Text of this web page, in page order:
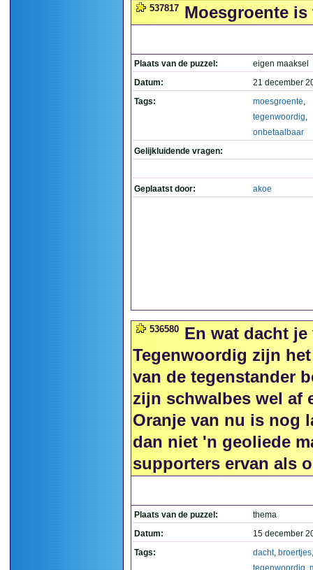
537817 Moesgroente
Plaats van de puzzel:
eigen maaksel
Datum:
21 december
Tags:
moesgroente,
tegenwoordig,
onbetaalbaar
Gelijkluidende vragen:
Geplaatst door: akoe
536580 En wat dacht je
Tegenwoordig zijn
van de tegenstander
zijn schwalbes wel af
Oranje van nu is nog
dan niet 'n geoliede
supporters ervan als
Plaats van de puzzel:
thema
Datum:
15 december
Tags:
dacht, broertjes
tegenwoordig